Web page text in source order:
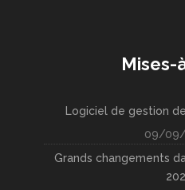
Mises-
Logiciel de gestion
09/
Grands changements